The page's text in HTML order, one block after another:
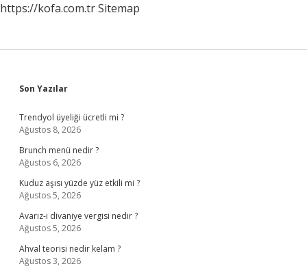
https://kofa.com.trSitemap
Sidebar
Son Yazılar
Trendyol üyeliği ücretli mi ?
Ağustos 8, 2026
Brunch menü nedir ?
Ağustos 6, 2026
Kuduz aşısı yüzde yüz etkili mi ?
Ağustos 5, 2026
Avarız-i divaniye vergisi nedir ?
Ağustos 5, 2026
Ahval teorisi nedir kelam ?
Ağustos 3, 2026